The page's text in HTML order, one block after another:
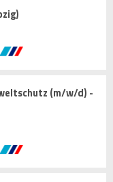
(m/w/d) -